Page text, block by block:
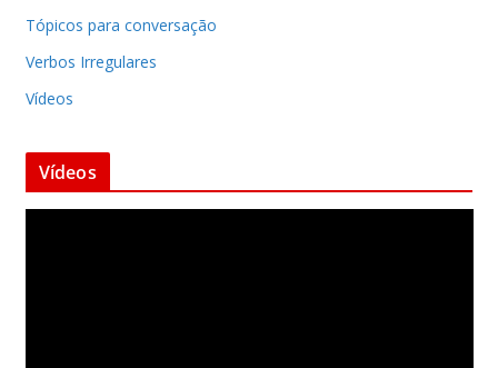
Tópicos para conversação
Verbos Irregulares
Vídeos
Vídeos